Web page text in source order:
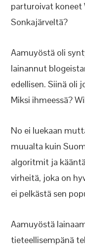
parturoivat koneet
Sonkajärveltä?
Aamuyöstä oli
lainannut
edellisen. Siinä oli
Miksi ihmeessä?
No ei luekaan
muualta kuin
algoritmit ja
virheitä, joka on
ei pelkästä sen
Aamuyöstä
tieteellisempänä